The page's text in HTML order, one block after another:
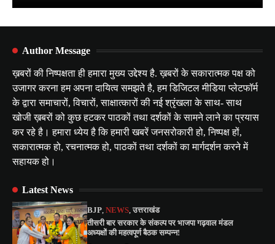
Author Message
ख़बरों की निष्पक्षता ही हमारा मुख्य उद्देश्य है. ख़बरों के सकारात्मक पक्ष को
उजागर करना हम अपना दायित्व समझते है, हम डिजिटल मीडिया प्लेटफॉर्म
के द्वारा समाचारों, विचारों, साक्षात्कारों की नई श्रृंखला के साथ- साथ
खोजी ख़बरों को कुछ हटकर पाठकों तथा दर्शकों के सामने लाने का प्रयास
कर रहे है। हमारा ध्येय है कि हमारी खबरें जनसरोकारी हो, निष्पक्ष हों,
सकारात्मक हो, रचनात्मक हो, पाठकों तथा दर्शकों का मार्गदर्शन करने में
सहायक हो।
Latest News
BJP,NEWS,उत्तराखंड
तीसरी बार सरकार के संकल्प पर भाजपा गढ़वाल मंडल
अध्यक्षों की महत्वपूर्ण बैठक सम्पन्न!